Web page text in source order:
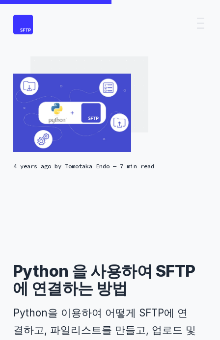
4 years agoby Tomotaka Endo — 7 min read
Python 을 사용하여 SFTP
에 연결하는 방법
Python을 이용하여 어떻게 SFTP에 연
결하고, 파일리스트를 만들고, 업로드 및